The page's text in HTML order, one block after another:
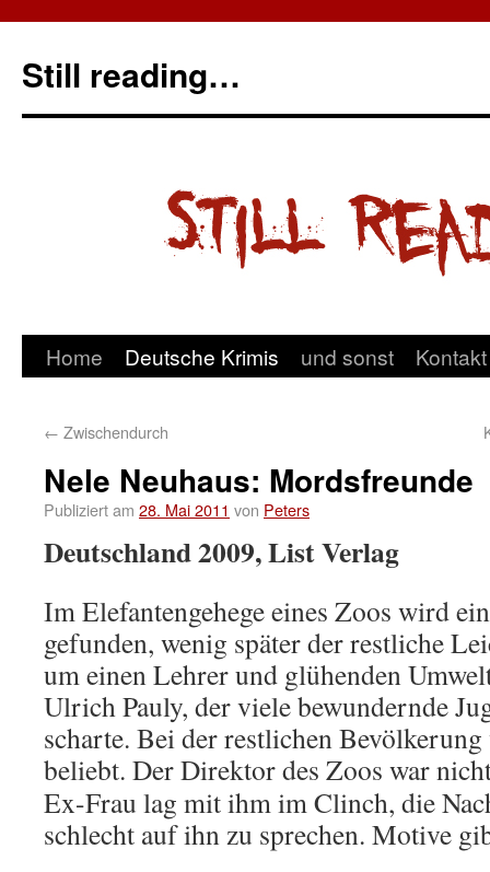
Still reading…
Home Deutsche Krimis und sonst Kontakt
← Zwischendurch
Nele Neuhaus: Mordsfreunde
Publiziert am 28. Mai 2011 von Peters
Deutschland 2009, List Verlag
Im Elefantengehege eines Zoos wird
gefunden, wenig später der restliche
um einen Lehrer und glühenden
Ulrich Pauly, der viele bewundernde
scharte. Bei der restlichen
beliebt. Der Direktor des Zoos war
Ex-Frau lag mit ihm im Clinch, die
schlecht auf ihn zu sprechen. Motive